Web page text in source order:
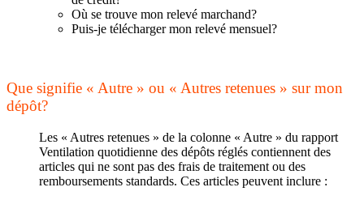
Où se trouve mon relevé marchand?
Puis-je télécharger mon relevé mensuel?
Que signifie « Autre » ou « Autres retenues » sur mon
dépôt?
Les « Autres retenues » de la colonne « Autre » du rapport
Ventilation quotidienne des dépôts réglés contiennent des
articles qui ne sont pas des frais de traitement ou des
remboursements standards. Ces articles peuvent inclure :